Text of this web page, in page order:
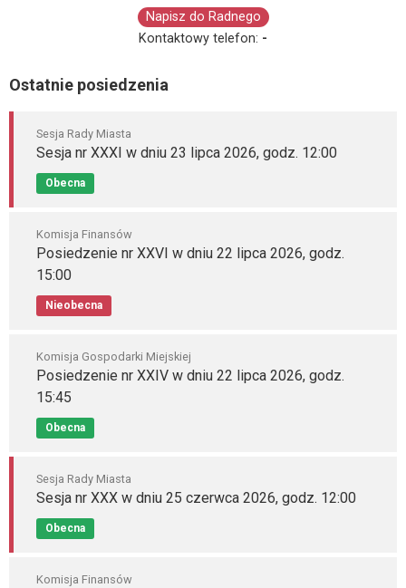
Napisz do Radnego
Kontaktowy telefon: -
Ostatnie posiedzenia
Sesja Rady Miasta
Sesja nr XXXI w dniu 23 lipca 2026, godz. 12:00
Obecna
Komisja Finansów
Posiedzenie nr XXVI w dniu 22 lipca 2026, godz.
15:00
Nieobecna
Komisja Gospodarki Miejskiej
Posiedzenie nr XXIV w dniu 22 lipca 2026, godz.
15:45
Obecna
Sesja Rady Miasta
Sesja nr XXX w dniu 25 czerwca 2026, godz. 12:00
Obecna
Komisja Finansów